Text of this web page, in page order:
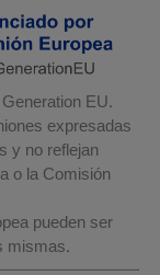
EU.
expresadas
y no reflejan
o la Comisión
pueden ser
mismas.